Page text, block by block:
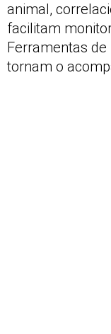
animal,
facilitam
Ferramentas
tornam o